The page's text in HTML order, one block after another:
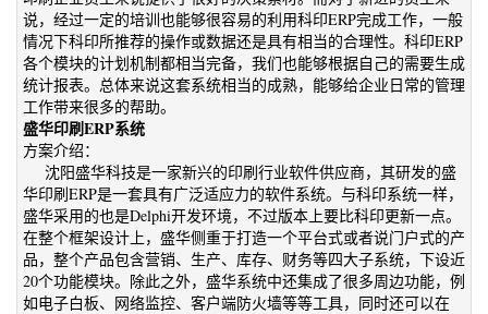
说，经过一定的培训也能够很容易的利用科印ERP完成工作，一般
情况下科印所推荐的操作或数据还是具有相当的合理性。科印ERP
各个模块的计划机制都相当完备，我们也能够根据自己的需要生成
统计报表。总体来说这套系统相当的成熟，能够给企业日常的管理
工作带来很多的帮助。
盛华印刷ERP系统
方案介绍：
沈阳盛华科技是一家新兴的印刷行业软件供应商，其研发的盛
华印刷ERP是一套具有广泛适应力的软件系统。与科印系统一样，
盛华采用的也是Delphi开发环境，不过版本上要比科印更新一点。
在整个框架设计上，盛华侧重于打造一个平台式或者说门户式的产
品，整个产品包含营销、生产、库存、财务等四大子系统，下设近
20个功能模块。除此之外，盛华系统中还集成了很多周边功能，例
如电子白板、网络监控、客户端防火墙等等工具，同时还可以在